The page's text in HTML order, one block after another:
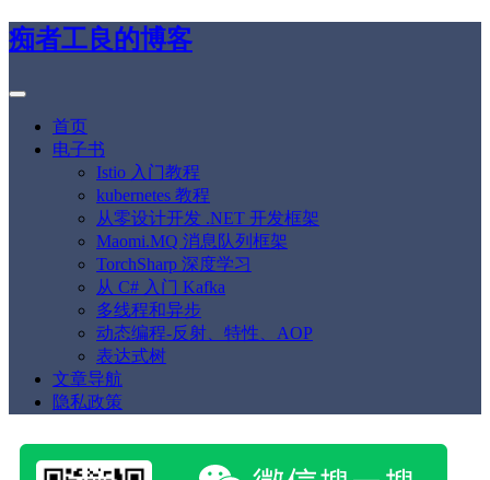
痴者工良的博客
首页
电子书
Istio 入门教程
kubernetes 教程
从零设计开发 .NET 开发框架
Maomi.MQ 消息队列框架
TorchSharp 深度学习
从 C# 入门 Kafka
多线程和异步
动态编程-反射、特性、AOP
表达式树
文章导航
隐私政策